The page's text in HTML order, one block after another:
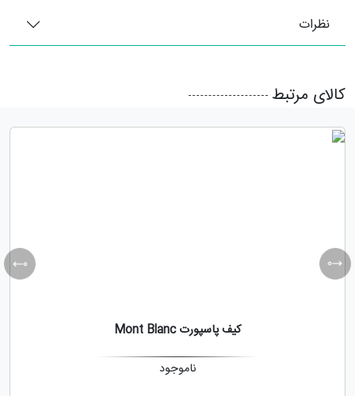
نظرات
کالای مرتبط
کیف پاسپورت Mont Blanc
ناموجود